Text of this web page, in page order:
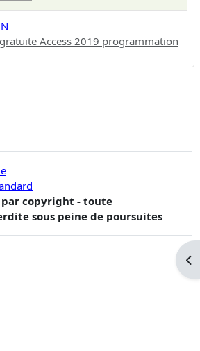
Access 2019 programmation
copyright - toute
sous peine de poursuites